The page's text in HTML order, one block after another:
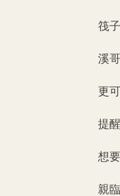
筏
溪
更
提
想
親